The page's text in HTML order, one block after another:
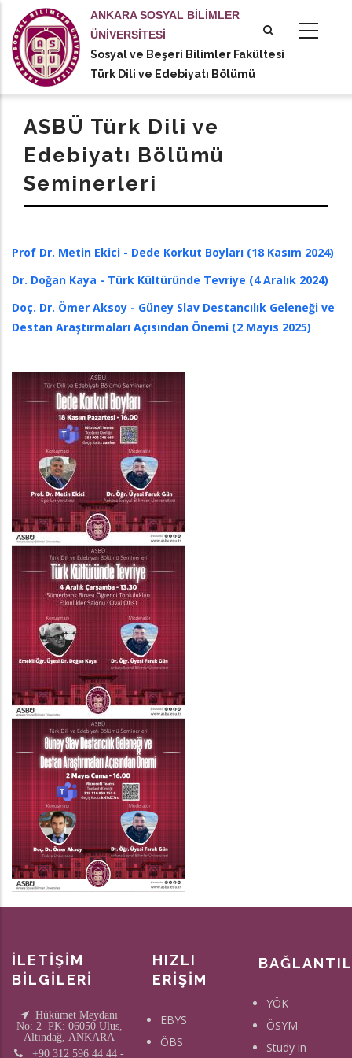
içeriğe
atla
ANKARA SOSYAL BİLİMLER
ÜNİVERSİTESİ
Sosyal ve Beşeri Bilimler Fakültesi
Türk Dili ve Edebiyatı Bölümü
actions
ASBÜ Türk Dili ve
Edebiyatı Bölümü
Seminerleri
Prof Dr. Metin Ekici - Dede Korkut Boyları (18 Kasım 2024)
Dr. Doğan Kaya - Türk Kültüründe Tevriye (4 Aralık 2024)
Doç. Dr. Ömer Aksoy - Güney Slav Destancılık Geleneği ve
Destan Araştırmaları Açısından Önemi (2 Mayıs 2025)
İLETİŞİM
BİLGİLERİ
Hükümet Meydanı
No: 2 PK: 06050 Ulus,
Altındağ, ANKARA
+90 312 596 44 44 -
HIZLI
ERİŞİM
EBYS
ÖBS
YÖK
ÖSYM
Study in